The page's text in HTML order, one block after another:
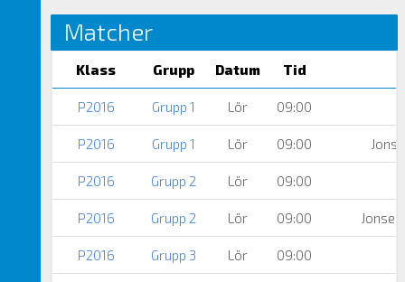
Matcher
Klass Grupp Datum Tid
P2016 Grupp 1 Lör 09:00
P2016 Grupp 1 Lör 09:00
P2016 Grupp 2 Lör 09:00
P2016 Grupp 2 Lör 09:00
P2016 Grupp 3 Lör 09:00